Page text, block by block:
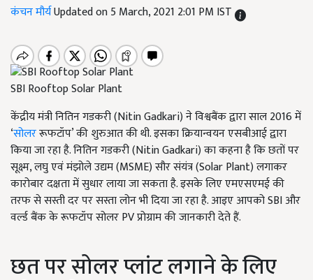
कंचन मौर्यUpdated on 5 March, 2021 2:01 PM IST
SBI Rooftop Solar Plant
केंद्रीय मंत्री नितिन गडकरी (Nitin Gadkari) ने विश्वबैंक द्वारा साल 2016 में
‘सोलररूफटॉप’ की शुरुआत की थी. इसका क्रियान्वयन एसबीआई द्वारा
किया जा रहा है. नितिन गडकरी (Nitin Gadkari) का कहना है कि छतों पर
सूक्ष्म, लघु एवं मंझोले उद्यम (MSME) सौर संयंत्र (Solar Plant) लगाकर
कारोबार दक्षता में सुधार लाया जा सकता है. इसके लिए एमएसएमई की
तरफ से सस्ती दर पर सस्ता लोन भी दिया जा रहा है. आइए आपको SBI और
वर्ल्ड बैंक के रूफटॉप सोलर PV प्रोग्राम की जानकारी देते हैं.
छत पर सोलर प्लांट लगाने के लिए